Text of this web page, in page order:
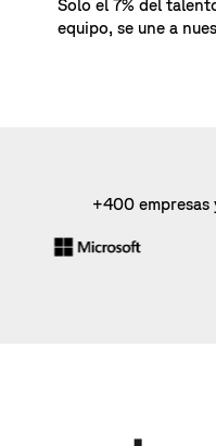
Solo el 7% del
equipo, se une a
+400 empresas